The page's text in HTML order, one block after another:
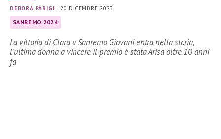
DEBORA PARIGI | 20 DICEMBRE 2023
SANREMO 2024
La vittoria di Clara a Sanremo Giovani entra nella storia,
l’ultima donna a vincere il premio è stata Arisa oltre 10 anni
fa